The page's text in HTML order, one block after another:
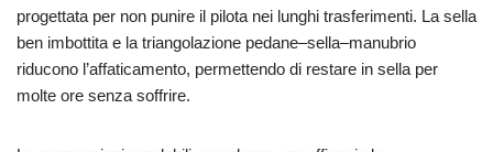
progettata per non punire il pilota nei lunghi trasferimenti. La sella
ben imbottita e la triangolazione pedane–sella–manubrio
riducono l’affaticamento, permettendo di restare in sella per
molte ore senza soffrire.